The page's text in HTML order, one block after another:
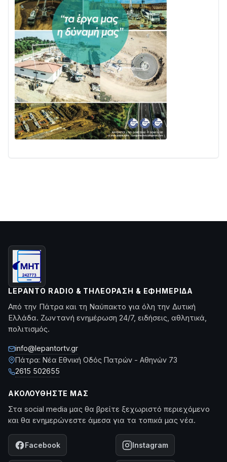
LEPANTO RADIO & ΤΗΛΕΌΡΑΣΗ & ΕΦΗΜΕΡΊΔΑ
Από την Πάτρα και τη Ναύπακτο για όλη την Δυτική
Ελλάδα. Ζωντανή ενημέρωση 24/7, ειδήσεις, αθλητικά,
πολιτισμός.
info@lepantortv.gr
Πάτρα: Νέα Εθνική Οδός Πατρών - Αθηνών 73
2615 502655
ΑΚΟΛΟΥΘΉΣΤΕ ΜΑΣ
Στα social media μας θα βρείτε ξεχωριστό περιεχόμενο
και θα ενημερώνεστε άμεσα για τα τοπικά μας νέα.
Facebook Instagram